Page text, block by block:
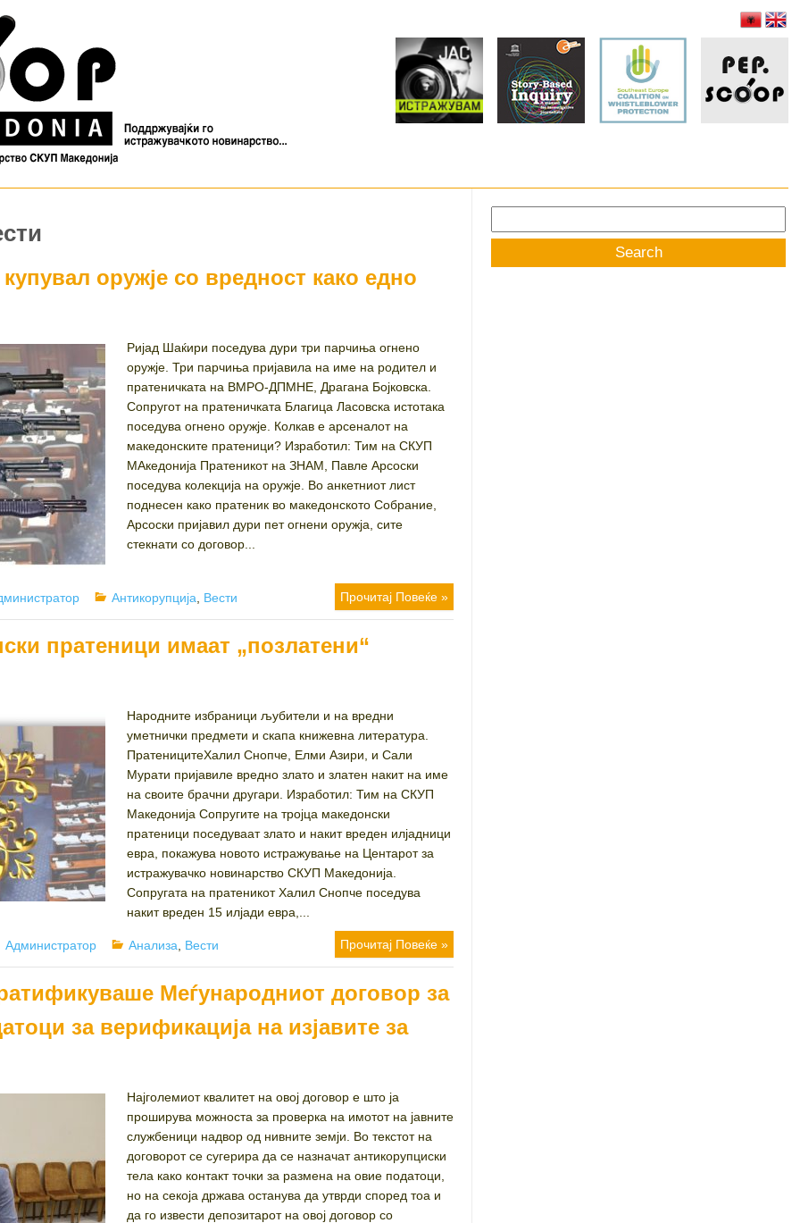
оружје со вредност како едно
Ријад Шаќири поседува дури три парчиња огнено
оружје. Три парчиња пријавила на име на родител и
пратеничката на ВМРО-ДПМНЕ, Драгана Бојковска.
Сопругот на пратеничката Благица Ласовска истотака
поседува огнено оружје. Колкав е арсеналот на
македонските пратеници? Изработил: Тим на СКУП
МАкедонија Пратеникот на ЗНАМ, Павле Арсоски
поседува колекција на оружје. Во анкетниот лист
поднесен како пратеник во македонското Собрание,
Арсоски пријавил дури пет огнени оружја, сите
стекнати со договор...
Categories
Антикорупција Вести Прочитај Повеќе »
пратеници имаат „позлатени“
Народните избраници љубители и на вредни
уметнички предмети и скапа книжевна литература.
ПратеницитеХалил Снопче, Елми Азири, и Сали
Мурати пријавиле вредно злато и златен накит на име
на своите брачни другари. Изработил: Тим на СКУП
Македонија Сопругите на тројца македонски
пратеници поседуваат злато и накит вреден илјадници
евра, покажува новото истражување на Центарот за
истражувачко новинарство СКУП Македонија.
Сопругата на пратеникот Халил Снопче поседува
накит вреден 15 илјади евра,...
Author
Администратор Categories
Анализа Вести Прочитај Повеќе »
Меѓународниот договор за
за верификација на изјавите за
Најголемиот квалитет на овој договор е што ја
проширува можноста за проверка на имотот на јавните
службеници надвор од нивните земји. Во текстот на
договорот се сугерира да се назначат антикорупциски
тела како контакт точки за размена на овие податоци,
но на секоја држава останува да утврди според тоа и
да го извести депозитарот на овој договор со
for: